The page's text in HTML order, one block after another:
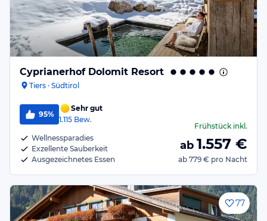
Cyprianerhof Dolomit Resort
Tiers · Südtirol
95%
Sehr gut
1.115 Bew.
Wellnessparadies
Exzellente Sauberkeit
Ausgezeichnetes Essen
Frühstückinkl.
ab 1.557 €
ab 779 € pro Nacht
77